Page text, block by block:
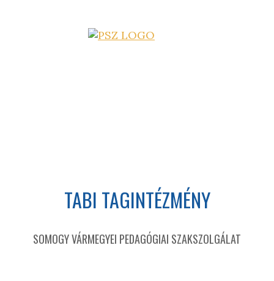
TABI TAGINTÉZMÉNY
SOMOGY VÁRMEGYEI PEDAGÓGIAI SZAKSZOLGÁLAT